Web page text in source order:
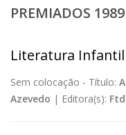
PREMIADOS
Literatura Infantil
Sem colocação - Título:
Azevedo | Editora(s): Ftd